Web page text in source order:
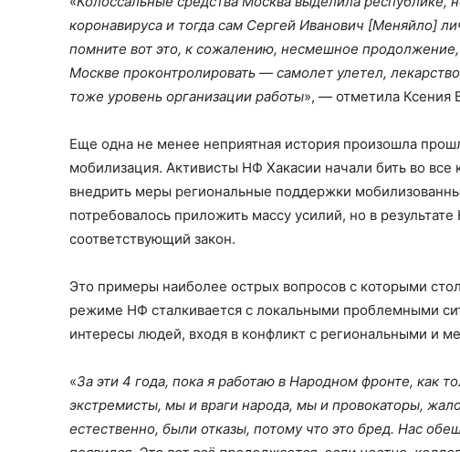
коронавируса и тогда сам Сергей Иванович [Меняйло]
помните вот это, к сожалению, несмешное
Москве проконтролировать — самолет улетел,
тоже уровень организации работы», — отметила Ксения
Еще одна не менее неприятная история произошла
мобилизация. Активисты НФ Хакасии начали бить во все
внедрить меры региональные поддержки
потребовалось приложить массу усилий, но в
соответствующий закон.
Это примеры наиболее острых вопросов с которыми
режиме НФ сталкивается с локальными проблемными
интересы людей, входя в конфликт с региональными и
«За эти 4 года, пока я работаю в Народном фронте, как
экстремисты, мы и враги народа, мы и провокаторы,
естественно, были отказы, потому что это бред. Нас